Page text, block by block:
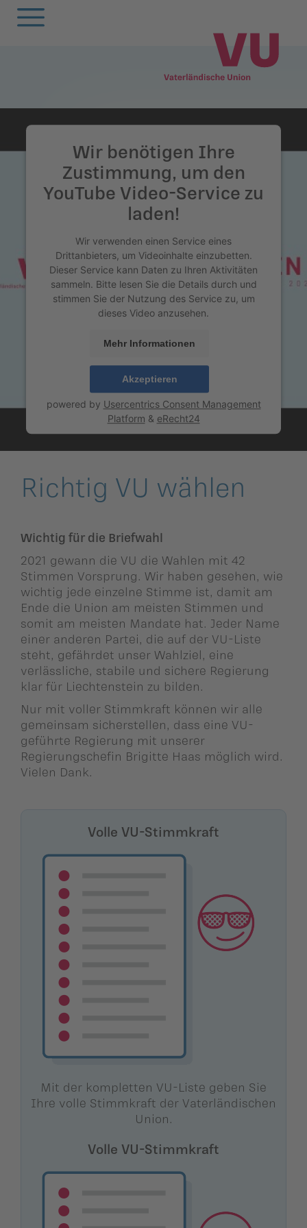
Unterland
Oberland
Unterland
Jugendunion
Seniorenunion
Parteivorstand
Präsidium
Parteirat
Jugendunion
Seniorenunion
Unterland
Finanzen
Geschichte der
Vaterländischen
Union
Die
Parteisekretariat
Podcast
Wir benötigen Ihre
Zustimmung, um den
YouTube Video-Service zu
laden!
Wir verwenden einen Service eines
Drittanbieters, um Videoinhalte einzubetten.
Dieser Service kann Daten zu Ihren Aktivitäten
sammeln. Bitte lesen Sie die Details durch und
stimmen Sie der Nutzung des Service zu, um
dieses Video anzusehen.
Mehr Informationen
Akzeptieren
powered by Usercentrics Consent Management
Platform & eRecht24
Richtig VU wählen
Wichtig für die Briefwahl
2021 gewann die VU die Wahlen mit 42
Stimmen Vorsprung. Wir haben gesehen, wie
wichtig jede einzelne Stimme ist, damit am
Ende die Union am meisten Stimmen und
somit am meisten Mandate hat. Jeder Name
einer anderen Partei, die auf der VU-Liste
steht, gefährdet unser Wahlziel, eine
verlässliche, stabile und sichere Regierung
klar für Liechtenstein zu bilden.
Nur mit voller Stimmkraft können wir alle
gemeinsam sicherstellen, dass eine VU-
geführte Regierung mit unserer
Regierungschefin Brigitte Haas möglich wird.
Vielen Dank.
Volle VU-Stimmkraft
Mit der kompletten VU-Liste geben Sie
Ihre volle Stimmkraft der Vaterländischen
Union.
Volle VU-Stimmkraft